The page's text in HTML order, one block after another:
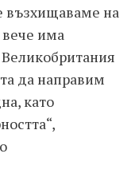
възхищаваме на
вече има
да направим
като